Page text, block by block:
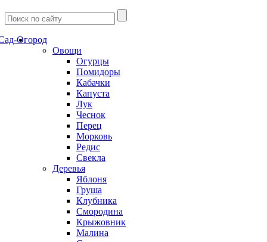
Огород
Овощи
Огурцы
Помидоры
Кабачки
Капуста
Лук
Чеснок
Перец
Морковь
Редис
Свекла
Деревья
Яблоня
Груша
Клубника
Смородина
Крыжовник
Малина